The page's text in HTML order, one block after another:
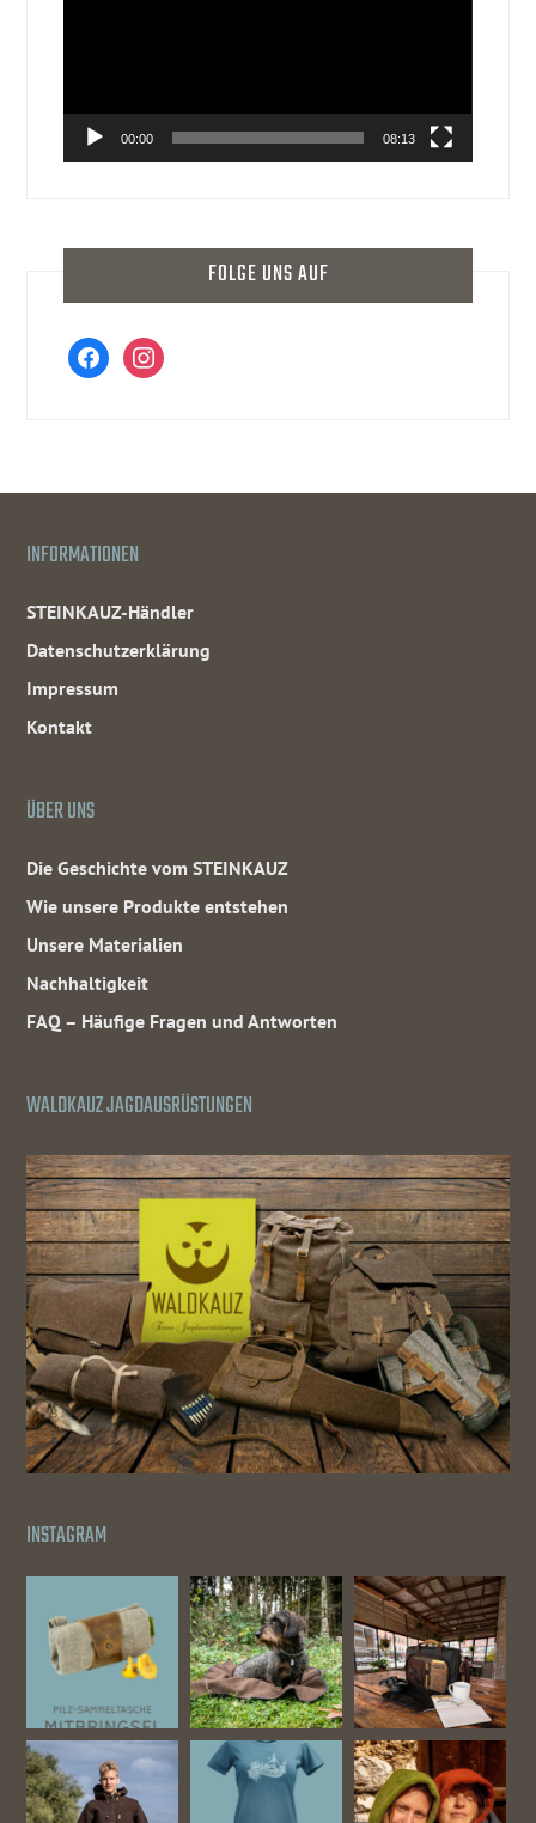
00:00 08:13
FOLGE UNS AUF
facebookinstagram
INFORMATIONEN
STEINKAUZ-Händler
Datenschutzerklärung
Impressum
Kontakt
ÜBER UNS
Die Geschichte vom STEINKAUZ
Wie unsere Produkte entstehen
Unsere Materialien
Nachhaltigkeit
FAQ – Häufige Fragen und Antworten
WALDKAUZ JAGDAUSRÜSTUNGEN
INSTAGRAM